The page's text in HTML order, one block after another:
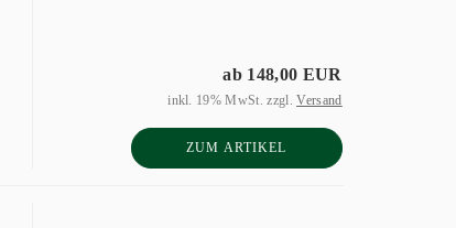
ab 148,00 EUR
inkl. 19% MwSt. zzgl.Versand
ZUM ARTIKEL